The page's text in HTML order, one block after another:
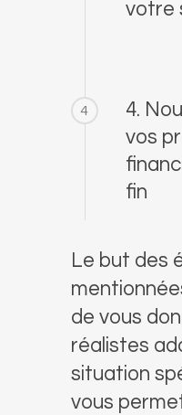
votre
4
4.
vos
fin
Le but des
de vous
réalistes
situation
vous